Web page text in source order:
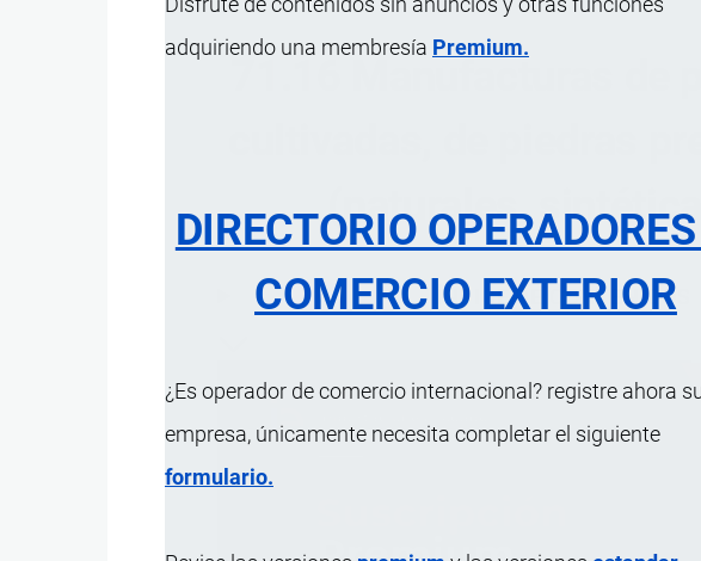
adquiriendo una membresía Premium.
DIRECTORIO
COMERCIO EXTERIOR
¿Es operador de comercio internacional? registre ahora
empresa, únicamente necesita completar el siguiente
formulario.
71.16 Manufacturas
cultivadas, de piedras
(naturales,
ÍNDICE DE CONTENIDOS